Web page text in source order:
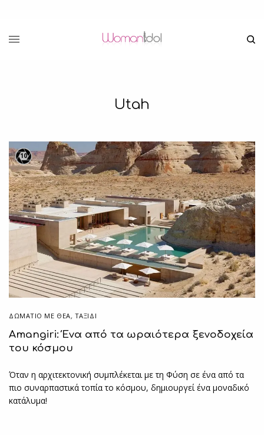
Utah
10
ΔΩΜΆΤΙΟ ΜΕ ΘΈΑ, ΤΑΞΙΔΙ
Amangiri: Ένα από τα ωραιότερα ξενοδοχεία
του κόσμου
Όταν η αρχιτεκτονική συμπλέκεται με τη Φύση σε ένα από τα
πιο συναρπαστικά τοπία το κόσμου, δημιουργεί ένα μοναδικό
κατάλυμα!